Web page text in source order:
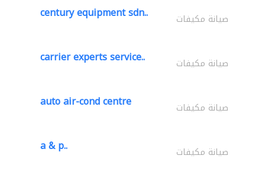
century equipment sdn.. صيانة مكيفات
carrier experts service.. صيانة مكيفات
auto air-cond centre صيانة مكيفات
a & p.. صيانة مكيفات